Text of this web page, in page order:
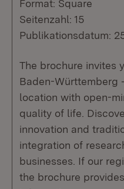
Format: Square
Seitenzahl: 15
Publikationsdatum:
The brochure invites
Baden-Württemberg
location with open-
quality of life.
innovation and
integration of
businesses. If our
the brochure